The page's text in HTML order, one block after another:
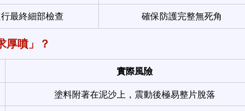
最終細部檢查 確保防護完整無死角
厚噴」？
實際風險
塗料附著在泥沙上，震動後極易整片脫落